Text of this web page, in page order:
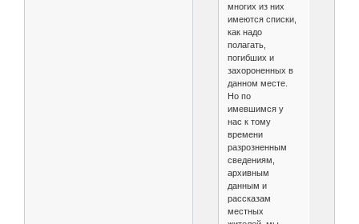
многих из них
имеются списки,
как надо
полагать,
погибших и
захороненных в
данном месте.
Но по
имевшимся у
нас к тому
времени
разрозненным
сведениям,
архивным
данным и
рассказам
местных